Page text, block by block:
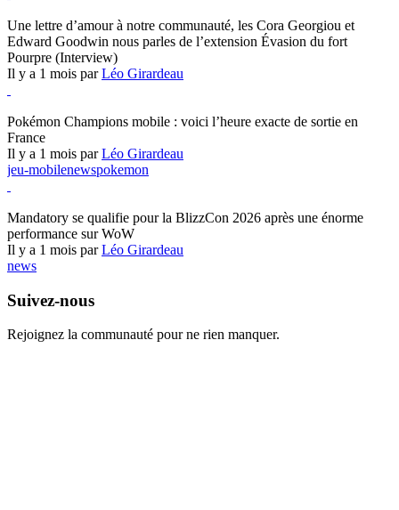
Une lettre d’amour à notre communauté, les Cora Georgiou et
Edward Goodwin nous parles de l’extension Évasion du fort
Pourpre (Interview)
Il y a 1 mois parLéo Girardeau
Pokémon Champions mobile : voici l’heure exacte de sortie en
France
Il y a 1 mois parLéo Girardeau
jeu-mobilenewspokemon
Mandatory se qualifie pour la BlizzCon 2026 après une énorme
performance sur WoW
Il y a 1 mois parLéo Girardeau
news
Suivez-nous
Rejoignez la communauté pour ne rien manquer.